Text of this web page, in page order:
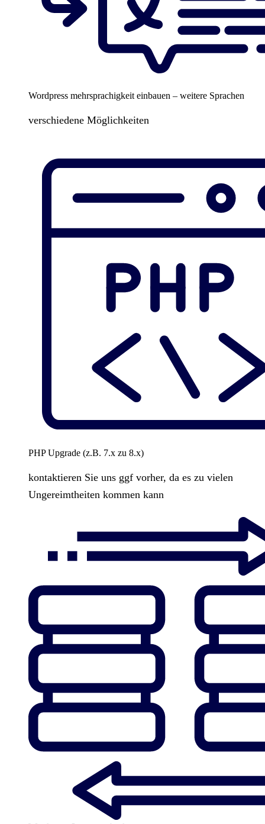
Wordpress mehrsprachigkeit einbauen – weitere Sprachen
verschiedene Möglichkeiten
PHP Upgrade (z.B. 7.x zu 8.x)
kontaktieren Sie uns ggf vorher, da es zu vielen
Ungereimtheiten kommen kann